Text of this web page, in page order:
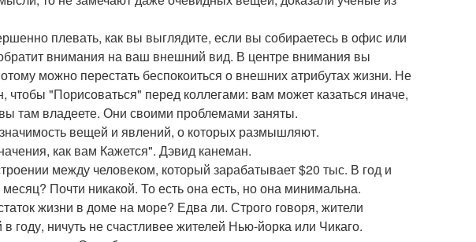
плевать, как вы выглядите, если вы собираетесь в офис или
внимания на ваш внешний вид. В центре внимания вы
можно перестать беспокоиться о внешних атрибутах жизни. Не
чтобы "Порисоваться" перед коллегами: вам может казаться иначе,
там владеете. Они своими проблемами заняты.
вещей и явлений, о которых размышляют.
как вам Кажется". Дэвид канеман.
между человеком, который зарабатывает $20 тыс. В год и
Почти никакой. То есть она есть, но она минимальна.
жизни в доме на море? Едва ли. Строго говоря, жители
году, ничуть не счастливее жителей Нью-йорка или Чикаго.